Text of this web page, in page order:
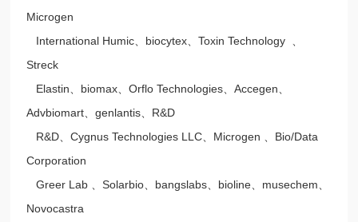
Microgen
International Humic、biocytex、Toxin Technology 、
Streck
Elastin、biomax、Orflo Technologies、Accegen、
Advbiomart、genlantis、R&D
R&D、Cygnus Technologies LLC、Microgen 、Bio/Data
Corporation
Greer Lab 、Solarbio、bangslabs、bioline、musechem、
Novocastra